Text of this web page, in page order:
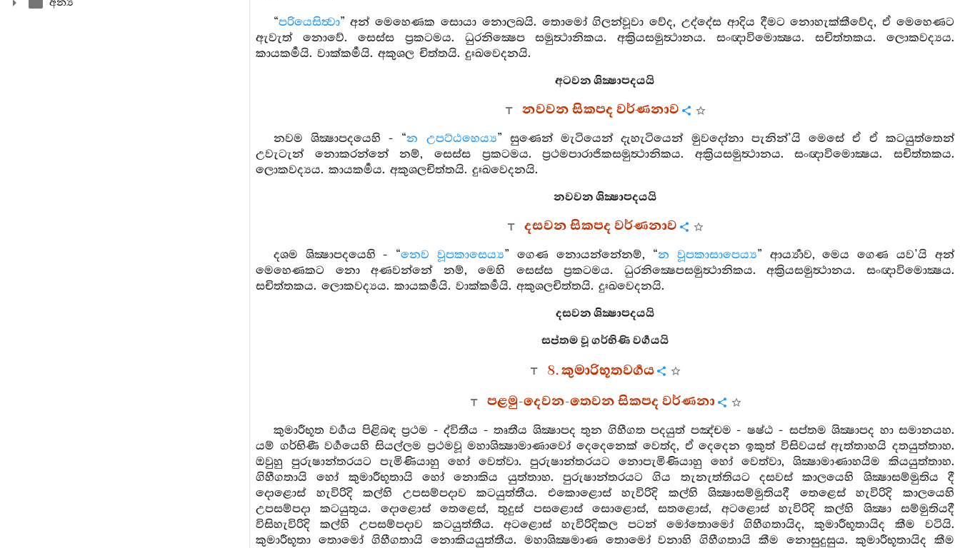
අන්‍ය
“පරියෙසිත්‍වා” අන් මෙහෙණක සොයා නොලබයි. තොමෝ ගිලන්වූවා වේද, උද්දේස ආදිය දීමට නොහැක්කීවේද, ඒ මෙහෙණට
ඇවැත් නොවේ. සෙස්ස ප්‍රකටමය. ධුරනික්‍ෂෙප සමුත්‍ථානිකය. අක්‍රියසමුත්‍ථානය. සංඥාවිමොක්‍ෂය. සචිත්තකය. ලොකවද්‍යය.
කායකර්‍මයි. වාක්කර්‍මයි. අකුශල චිත්තයි. දුඃඛවෙදනයි.
අටවන ශික්‍ෂාපදයයි
නවවන සිකපද වර්ණනාව
නවම ශික්‍ෂාපදයෙහි - “න උපට්ඨහෙය්‍ය” සුණෙන් මැටියෙන් දැහැටියෙන් මුවදෝනා පැනින්’යි මෙසේ ඒ ඒ කටයුත්තෙන්
උවැටැන් නොකරන්නේ නම්, සෙස්ස ප්‍රකටමය. ප්‍රථමපාරාජිකසමුත්‍ථානිකය. අක්‍රියසමුත්‍ථානය. සංඥාවිමොක්‍ෂය. සචිත්තකය.
ලොකවද්‍යය. කායකර්‍මය. අකුශලචිත්තයි. දුඃඛවෙදනයි.
නවවන ශික්‍ෂාපදයයි
දසවන සිකපද වර්ණනාව
දශම ශික්‍ෂාපදයෙහි - “නෙව වූපකාසෙය්‍ය” ගෙණ නොයන්නේනම්, “න වූපකාසාපෙය්‍ය” ආර්‍ය්‍යාව, මෙය ගෙණ යව’යි අන්
මෙහෙණකට නො අණවන්නේ නම්, මෙහි සෙස්ස ප්‍රකටමය. ධුරනික්‍ෂෙපසමුත්‍ථානිකය. අක්‍රියසමුත්‍ථානය. සංඥාවිමොක්‍ෂය.
සචිත්තකය. ලොකවද්‍යය. කායකර්‍මයි. වාක්කර්‍මයි. අකුශලචිත්තයි. දුඃඛවෙදනයි.
දසවන ශික්‍ෂාපදයයි
සප්තම වූ ගර්භිණි වර්‍ගයයි
8. කුමාරිභූතවර්‍ගය
පළමු-දෙවන-තෙවන සිකපද වර්ණනා
කුමාරීභූත වර්‍ගය පිළිබඳ ප්‍රථම - ද්විතීය - තෘතීය ශික්‍ෂාපද තුන ගිහීගත පදයුත් පඤ්චම - ෂෂ්ඨ - සප්තම ශික්‍ෂාපද හා සමානයහ.
යම් ගර්භිණී වර්‍ගයෙහි සියල්ලම ප්‍රථමවූ මහාශික්‍ෂාමාණාවෝ දෙදෙනෙක් වෙත්ද, ඒ දෙදෙන ඉකුත් විසිවයස් ඇත්තාහයි දතයුත්තාහ.
ඔවුහු පුරුෂාන්තරයට පැමිණියාහු හෝ වෙත්වා. පුරුෂාන්තරයට නොපැමිණියාහු හෝ වෙත්වා, ශික්‍ෂාමාණාහයිම කියයුත්තාහ.
ගිහීගතායි හෝ කුමාරීභූතායි හෝ නොකිය යුත්තාහ. පුරුෂාන්තරයට ගිය තැනැත්තියට දසවස් කාලයෙහි ශික්‍ෂාසම්මුතිය දී
දොළොස් හැවිරිදි කල්හි උපසම්පදාව කටයුත්තීය. එකොළොස් හැවිරිදි කල්හි ශික්‍ෂාසම්මුතියදී තෙළෙස් හැවිරිදි කාලයෙහි
උපසම්පදා කටයුතුය. දොළොස් තෙළෙස්, තුදුස් පසළොස් සොළොස්, සතළොස්, අටළොස් හැවිරිදි කල්හි ශික්‍ෂා සම්මුතියදී
විසිහැවිරිදි කල්හි උපසම්පදාව කටයුත්තීය. අටළොස් හැවිරිදිකල පටන් මෝතොමෝ ගිහීගතායිද, කුමාරීභූතායිද කීම වටියි.
කුමාරීභූතා තොමෝ ගිහීගතායි නොකියයුත්තීය. මහාශික්‍ෂමාණ තොමෝ වනාහි ගිහීගතායි කීම නොසුදුසුය. කුමාරීභූතායිද කීම